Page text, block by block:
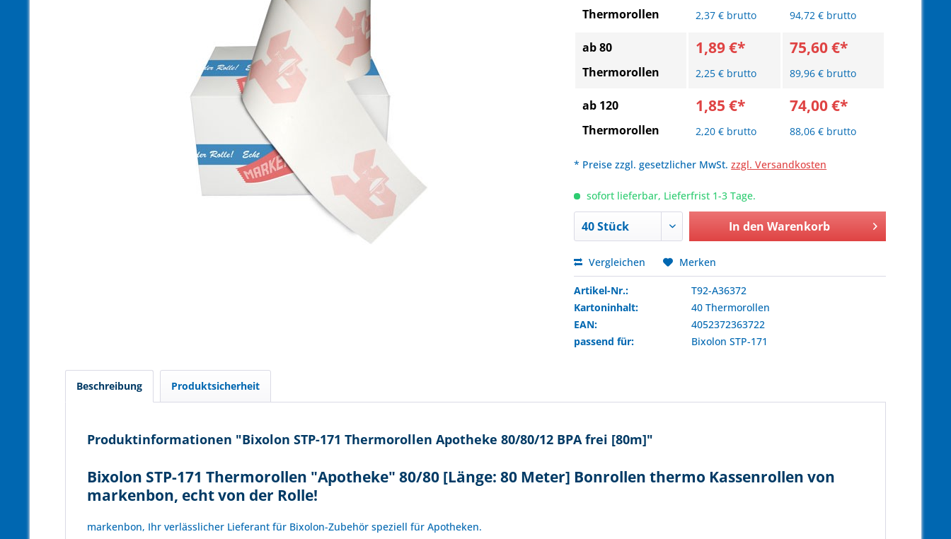
Thermorollen
2,37 € brutto 94,72 € brutto
ab 80
Thermorollen
1,89 €*
2,25 € brutto
75,60 €*
89,96 € brutto
ab 120
Thermorollen
1,85 €*
2,20 € brutto
74,00 €*
88,06 € brutto
* Preise zzgl. gesetzlicher MwSt.zzgl. Versandkosten
sofort lieferbar, Lieferfrist 1-3 Tage.
In den Warenkorb
Vergleichen Merken
Artikel-Nr.:
T92-A36372
Kartoninhalt:
40 Thermorollen
EAN:
4052372363722
passend für:
Bixolon STP-171
Beschreibung Produktsicherheit
Produktinformationen "Bixolon STP-171 Thermorollen Apotheke 80/80/12 BPA frei [80m]"
Bixolon STP-171 Thermorollen "Apotheke" 80/80 [Länge: 80 Meter] Bonrollen thermo Kassenrollen von
markenbon, echt von der Rolle!
markenbon, Ihr verlässlicher Lieferant für Bixolon-Zubehör speziell für Apotheken.